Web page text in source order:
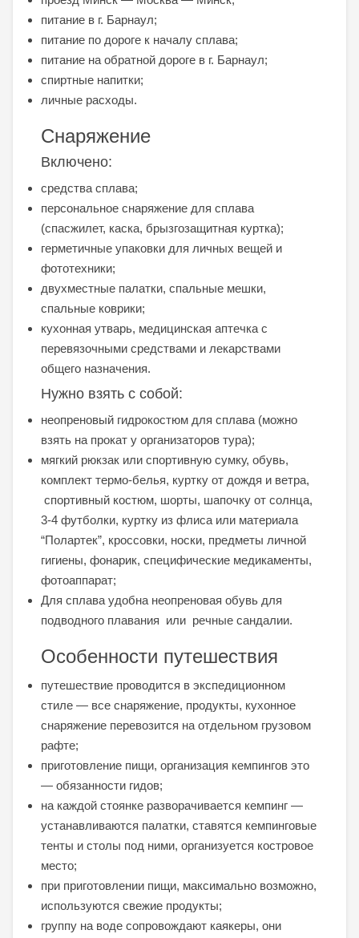
питание в г. Барнаул;
питание по дороге к началу сплава;
питание на обратной дороге в г. Барнаул;
спиртные напитки;
личные расходы.
Снаряжение
Включено:
средства сплава;
персональное снаряжение для сплава
(спасжилет, каска, брызгозащитная куртка);
герметичные упаковки для личных вещей и
фототехники;
двухместные палатки, спальные мешки,
спальные коврики;
кухонная утварь, медицинская аптечка с
перевязочными средствами и лекарствами
общего назначения.
Нужно взять с собой:
неопреновый гидрокостюм для сплава (можно
взять на прокат у организаторов тура);
мягкий рюкзак или спортивную сумку, обувь,
комплект термо-белья, куртку от дождя и ветра,
спортивный костюм, шорты, шапочку от солнца,
3-4 футболки, куртку из флиса или материала
“Полартек”, кроссовки, носки, предметы личной
гигиены, фонарик, специфические медикаменты,
фотоаппарат;
Для сплава удобна неопреновая обувь для
подводного плавания или речные сандалии.
Особенности путешествия
путешествие проводится в экспедиционном
стиле — все снаряжение, продукты, кухонное
снаряжение перевозится на отдельном грузовом
рафте;
приготовление пищи, организация кемпингов это
— обязанности гидов;
на каждой стоянке разворачивается кемпинг —
устанавливаются палатки, ставятся кемпинговые
тенты и столы под ними, организуется костровое
место;
при приготовлении пищи, максимально возможно,
используются свежие продукты;
группу на воде сопровождают каякеры, они